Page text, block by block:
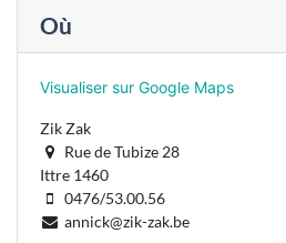
Où
Visualiser sur Google Maps
Zik Zak
Rue de Tubize 28
Ittre 1460
0476/53.00.56
annick@zik-zak.be